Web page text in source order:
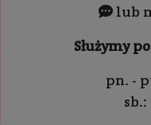
lub
Służymy
pn. -
sb.: